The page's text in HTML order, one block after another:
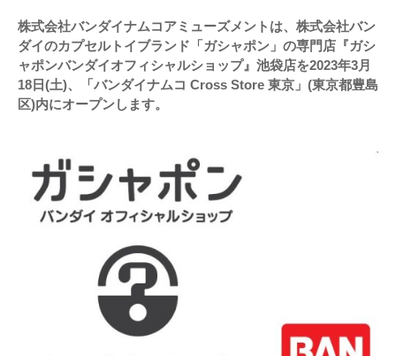
株式会社バンダイナムコアミューズメントは、株式会社バン
ダイのカプセルトイブランド「ガシャポン」の専門店『ガシ
ャポンバンダイオフィシャルショップ』池袋店を2023年3月
18日(土)、「バンダイナムコ Cross Store 東京」(東京都豊島
区)内にオープンします。